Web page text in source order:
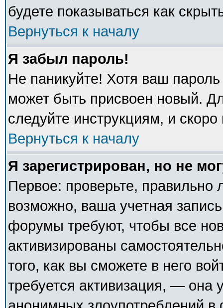
будете показываться как
Вернуться к началу
Я забыл пароль!
Не паникуйте! Хотя ваш
может быть присвоен новый.
следуйте инструкциям, и
Вернуться к началу
Я зарегистрирован, но не
Первое: проверьте,
возможно, ваша учетная
форумы требуют, чтобы все
активизированы
того, как вы сможете в него
требуется активизация, — она